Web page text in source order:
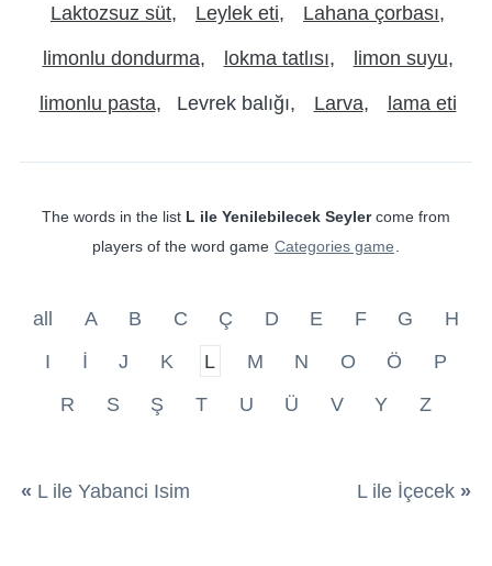
Laktozsuz süt Leylek eti Lahana çorbası
limonlu dondurma lokma tatlısı limon suyu
limonlu pasta Levrek balığı Larva lama eti
The words in the list L ile Yenilebilecek Seylercome from
players of the word game Categories game
all A B C Ç D E F G
H
I
İ J K L M N O Ö
P
R
S Ş T U Ü V Y Z
« L ile Yabanci Isim L ile İçecek »